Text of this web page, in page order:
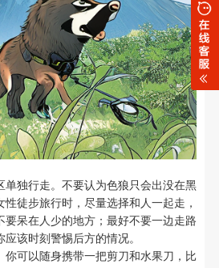
单独行走。不要认为色狼只会出没在黑
徒步旅行时，尽量选择和人一起走，
要呆在人少的地方；最好不要一边走路
该时刻警惕后方的情况。
你可以随身携带一把剪刀和水果刀，比